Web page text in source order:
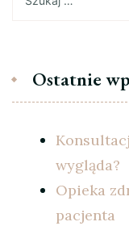
Ostatnie
wygląda?
Opieka
pacjenta